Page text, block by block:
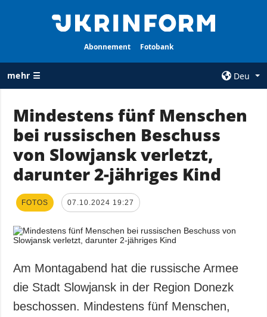
Abonnement Fotobank
mehr ☰
Deu
ALLE
RUBRIKEN
Krieg
Wiederaufbau
der Ukraine
Wirtschaft
Gesellschaft und
Kultur
Sport
AGENTUR
Über uns
Kontakte
und zum Schutz
personenbezogener
Mindestens fünf Menschen
bei russischen Beschuss
von Slowjansk verletzt,
darunter 2-jähriges Kind
FOTOS 07.10.2024 19:27
Am Montagabend hat die russische Armee
die Stadt Slowjansk in der Region Donezk
beschossen. Mindestens fünf Menschen,